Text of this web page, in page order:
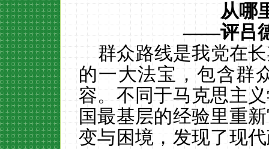
从哪
——评吕
群众路线是我党在
的一大法宝，包含群
容。不同于马克思主
国最基层的经验里重
变与困境，发现了现